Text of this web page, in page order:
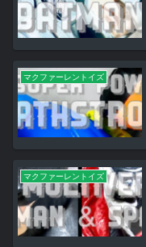
マクファーレントイズ
マクファーレントイズ